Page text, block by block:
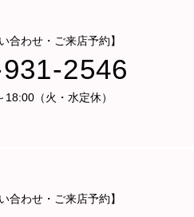
合わせ・ご来店予約】
2546
（火・水定休）
合わせ・ご来店予約】